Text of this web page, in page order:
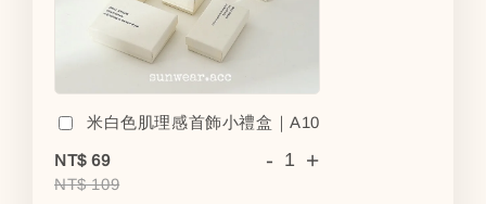
米白色肌理感首飾小禮盒｜A10
NT$ 69
NT$ 109
- +